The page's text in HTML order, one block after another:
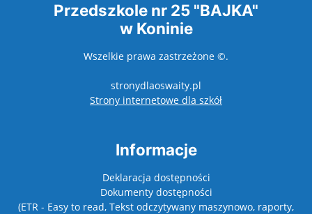
Przedszkole nr 25 "BAJKA"
w Koninie
Wszelkie prawa zastrzeżone ©.
stronydlaoswaity.pl
Strony internetowe dla szkółotwiera się w
Informacje
Deklaracja dostępności
Dokumenty dostępności
(ETR - Easy to read, Tekst odczytywany maszynowo, raporty,